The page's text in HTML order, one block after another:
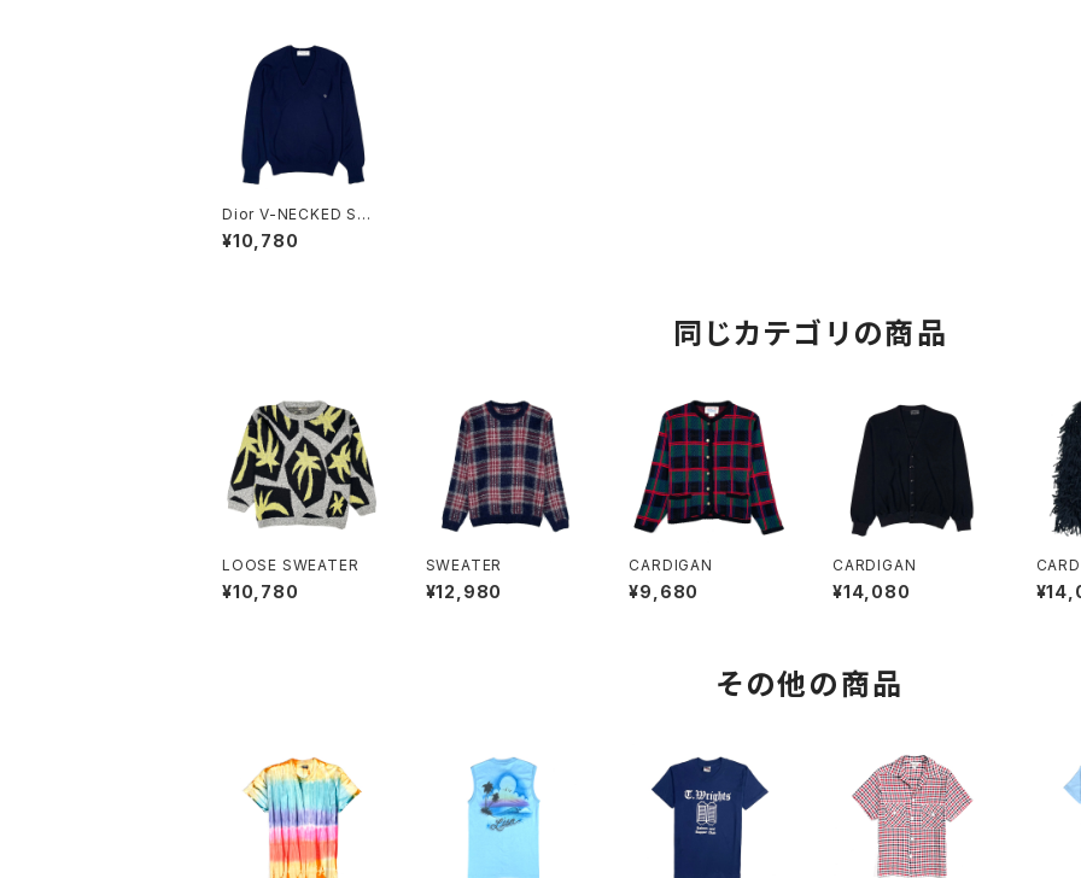
Dior V-NECKED SWE
ATER
¥10,780
同じカテゴリの商品
LOOSE SWEATER
¥10,780
SWEATER
¥12,980
CARDIGAN
¥9,680
CARDIGAN
¥14,080
その他の商品